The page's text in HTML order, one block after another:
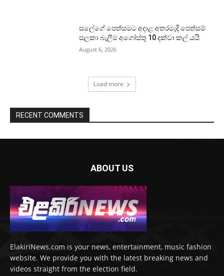
සලේගේ පෙත්සමට අදාළ අතරමැදි පෙත්සම්
සලකා බැලීම අගෝස්තු 10 දක්වා කල් යයි
August 6, 2026
Load more
RECENT COMMENTS
ABOUT US
ElakiriNews.com is your news, entertainment, music fashion
website. We provide you with the latest breaking news and
videos straight from the election field.